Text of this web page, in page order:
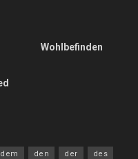
Wohlbefinden
dem den der des